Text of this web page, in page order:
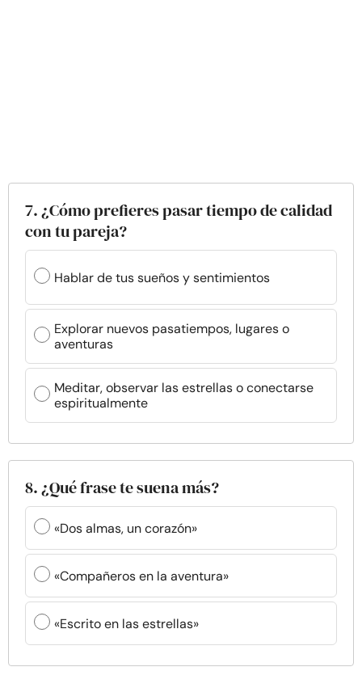
7. ¿Cómo prefieres pasar tiempo de calidad
con tu pareja?
Hablar de tus sueños y sentimientos
Explorar nuevos pasatiempos, lugares o
aventuras
Meditar, observar las estrellas o conectarse
espiritualmente
8. ¿Qué frase te suena más?
«Dos almas, un corazón»
«Compañeros en la aventura»
«Escrito en las estrellas»